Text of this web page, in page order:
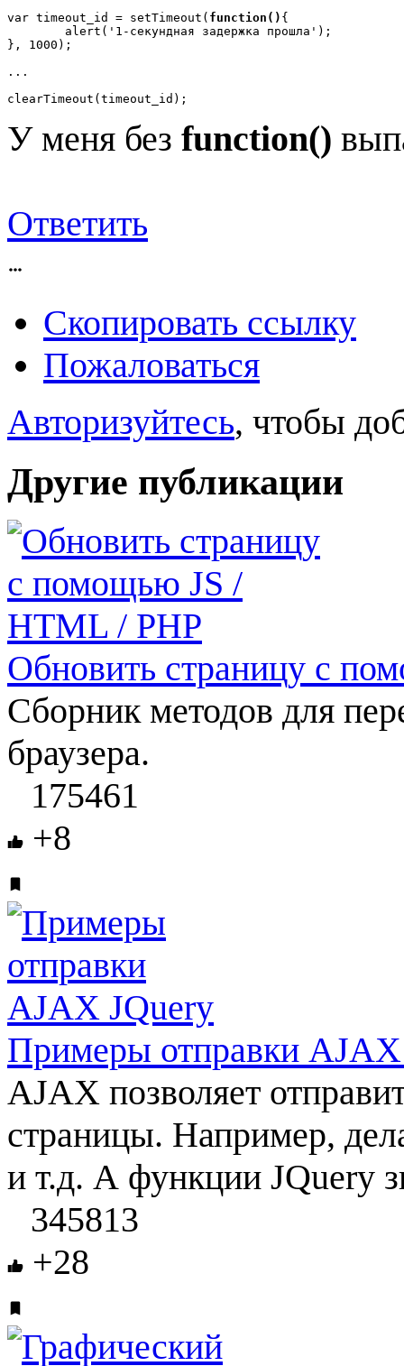
var timeout_id = setTimeout( function() {
}, 1000);
...
clearTimeout(timeout_id);
У меня без function()
Ответить
Скопировать ссылку
Пожаловаться
Авторизуйтесь, чтобы
Другие публикации
Обновить страницу с
Сборник методов для
браузера.
175461
+8
Примеры отправки
AJAX позволяет
страницы. Например,
и т.д. А функции JQuery
345813
+28